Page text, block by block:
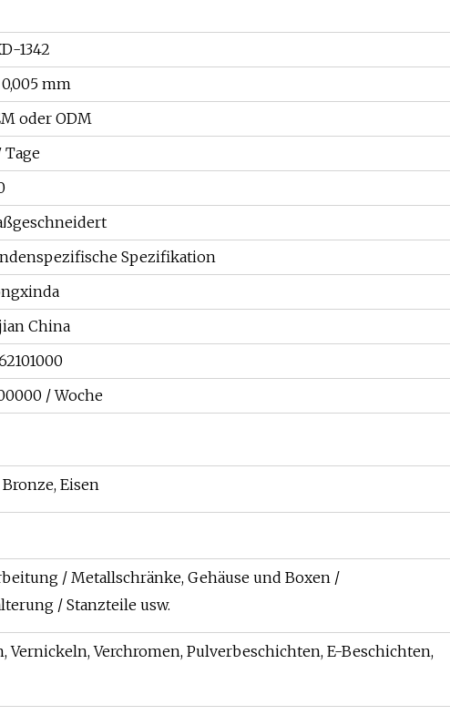
1342
mm
oder ODM
Tage
Spezifikation
China
/ Woche
Eisen
/ Metallschränke, Gehäuse und Boxen /
/ Stanzteile usw.
Vernickeln, Verchromen, Pulverbeschichten, E-Beschichten,